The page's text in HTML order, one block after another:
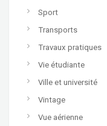
Sport
Transports
Travaux pratiques
Vie étudiante
Ville et université
Vintage
Vue aérienne